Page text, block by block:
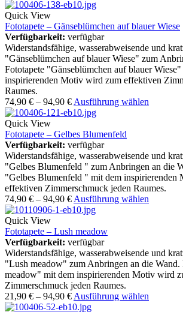
Quick View
Fototapete – Gänseblümchen auf blauer Wiese
Verfügbarkeit: verfügbar
Widerstandsfähige, wasserabweisende und
"Gänseblümchen auf blauer Wiese" zum
Fototapete "Gänseblümchen auf blauer
inspirierenden Motiv wird zum effektiven
Raumes.
74,90 € – 94,90 € Ausführung wählen
Quick View
Fototapete – Gelbes Blumenfeld
Verfügbarkeit: verfügbar
Widerstandsfähige, wasserabweisende und
"Gelbes Blumenfeld " zum Anbringen an die
"Gelbes Blumenfeld " mit dem inspirierenden
effektiven Zimmerschmuck jeden Raumes.
74,90 € – 94,90 € Ausführung wählen
Quick View
Fototapete – Lush meadow
Verfügbarkeit: verfügbar
Widerstandsfähige, wasserabweisende und
"Lush meadow" zum Anbringen an die Wand.
meadow" mit dem inspirierenden Motiv wird
Zimmerschmuck jeden Raumes.
21,90 € – 94,90 € Ausführung wählen